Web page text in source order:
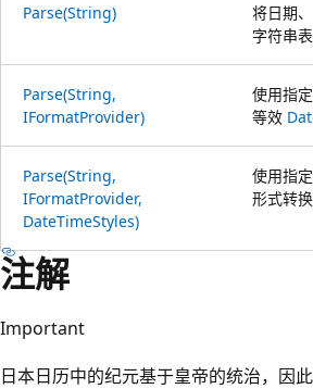
Parse(String) 将日期
字符串
Parse(String,
IFormatProvider)
使用指
等效
Parse(String,
IFormatProvider,
DateTimeStyles)
使用指
形式转
注解
Important
日本日历中的纪元基于皇帝的统治，因